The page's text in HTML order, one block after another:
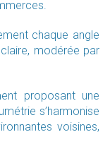
chaque angle
modérée par
proposant une
s’harmonise
voisines,